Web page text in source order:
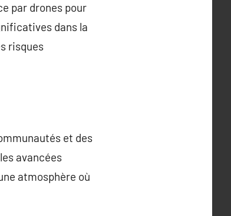
par drones pour
dans la
risques
et des
avancées
atmosphère où